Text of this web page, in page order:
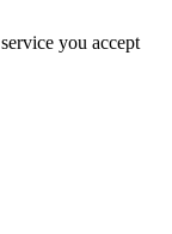
you accept